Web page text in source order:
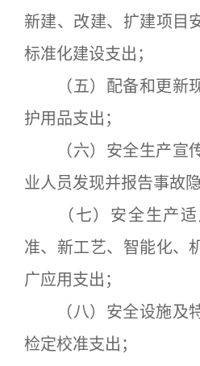
新建、改建、扩建项目
标准化建设支出；
（五）配备和更新
护用品支出；
（六）安全生产宣
业人员发现并报告事故
（七）安全生产适
准、新工艺、智能化、
广应用支出；
（八）安全设施及特
检定校准支出；